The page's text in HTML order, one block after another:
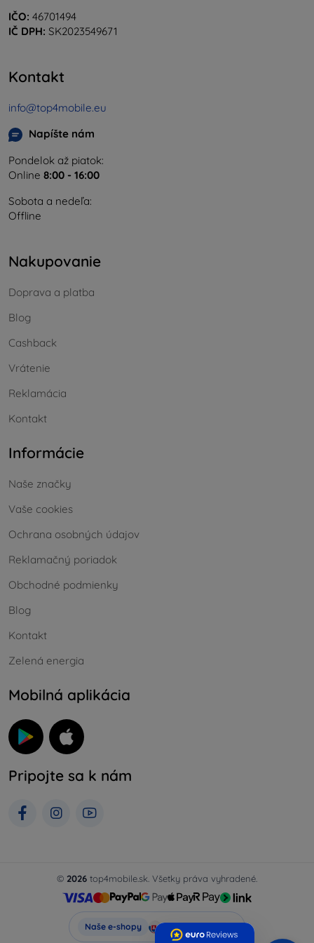
IČO: 46701494
IČ DPH: SK2023549671
Kontakt
info@top4mobile.eu
Napíšte nám
Pondelok až piatok:
Online 8:00 - 16:00
Sobota a nedeľa:
Offline
Nakupovanie
Doprava a platba
Blog
Cashback
Vrátenie
Reklamácia
Kontakt
Informácie
Naše značky
Vaše cookies
Ochrana osobných údajov
Reklamačný poriadok
Obchodné podmienky
Blog
Kontakt
Zelená energia
Mobilná aplikácia
Pripojte sa k nám
© 2026 top4mobile.sk. Všetky práva vyhradené.
Naše e-shopy Top4Mobile.sk